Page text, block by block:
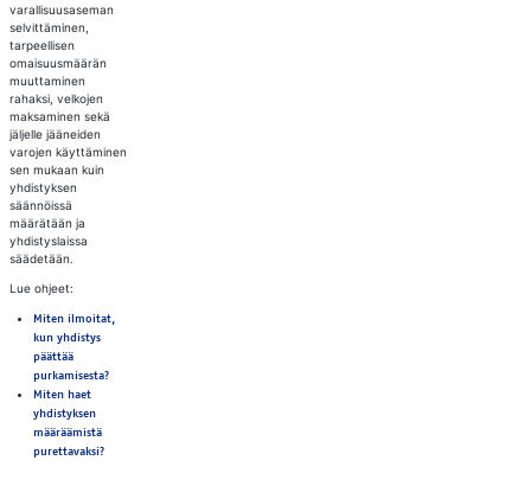
varallisuusaseman
selvittäminen,
tarpeellisen
omaisuusmäärän
muuttaminen
rahaksi, velkojen
maksaminen sekä
jäljelle jääneiden
varojen käyttäminen
sen mukaan kuin
yhdistyksen
säännöissä
määrätään ja
yhdistyslaissa
säädetään.
Lue ohjeet:
Miten ilmoitat,
kun yhdistys
päättää
purkamisesta?
Miten haet
yhdistyksen
määräämistä
purettavaksi?